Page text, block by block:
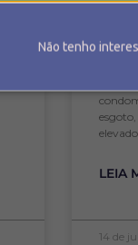
Não tenho
LEIA
14 de